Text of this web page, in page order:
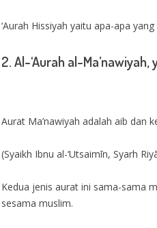
‘Aurah Hissiyah yaitu apa-apa
2. Al-‘Aurah al-
Aurat Ma’nawiyah adalah aib dan
(Syaikh Ibnu al-‘Utsaimīn, Syarh
Kedua jenis aurat ini sama-sama
sesama muslim.